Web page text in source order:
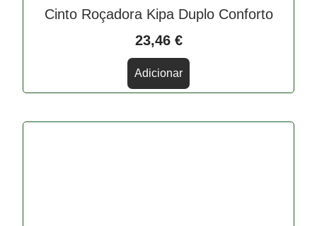
Cinto Roçadora Kipa Duplo Conforto
23,46 €
Adicionar